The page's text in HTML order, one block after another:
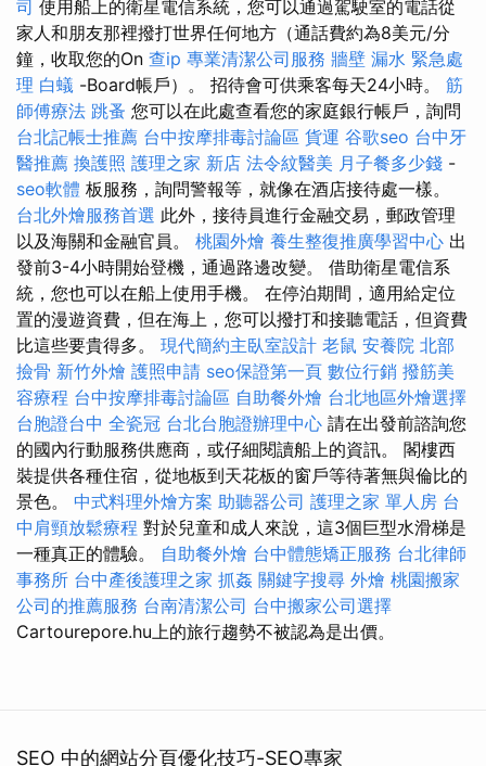
司 使用船上的衛星電信系統，您可以通過駕駛室的電話從
家人和朋友那裡撥打世界任何地方（通話費約為8美元/分
鐘，收取您的On 查ip 專業清潔公司服務 牆壁 漏水 緊急處
理 白蟻 -Board帳戶）。 招待會可供乘客每天24小時。 筋
師傅療法 跳蚤 您可以在此處查看您的家庭銀行帳戶，詢問
台北記帳士推薦 台中按摩排毒討論區 貨運 谷歌seo 台中牙
醫推薦 換護照 護理之家 新店 法令紋醫美 月子餐多少錢 -
seo軟體 板服務，詢問警報等，就像在酒店接待處一樣。
台北外燴服務首選 此外，接待員進行金融交易，郵政管理
以及海關和金融官員。 桃園外燴 養生整復推廣學習中心 出
發前3-4小時開始登機，通過路邊改變。 借助衛星電信系
統，您也可以在船上使用手機。 在停泊期間，適用給定位
置的漫遊資費，但在海上，您可以撥打和接聽電話，但資費
比這些要貴得多。 現代簡約主臥室設計 老鼠 安養院 北部
撿骨 新竹外燴 護照申請 seo保證第一頁 數位行銷 撥筋美
容療程 台中按摩排毒討論區 自助餐外燴 台北地區外燴選擇
台胞證台中 全瓷冠 台北台胞證辦理中心 請在出發前諮詢您
的國內行動服務供應商，或仔細閱讀船上的資訊。 閣樓西
裝提供各種住宿，從地板到天花板的窗戶等待著無與倫比的
景色。 中式料理外燴方案 助聽器公司 護理之家 單人房 台
中肩頸放鬆療程 對於兒童和成人來說，這3個巨型水滑梯是
一種真正的體驗。 自助餐外燴 台中體態矯正服務 台北律師
事務所 台中產後護理之家 抓姦 關鍵字搜尋 外燴 桃園搬家
公司的推薦服務 台南清潔公司 台中搬家公司選擇
Cartourepore.hu上的旅行趨勢不被認為是出價。
SEO 中的網站分頁優化技巧-SEO專家